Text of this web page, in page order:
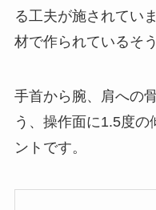
る工夫が施されてい
材で作られているそう
手首から腕、肩への
う、操作面に1.5度の
ントです。